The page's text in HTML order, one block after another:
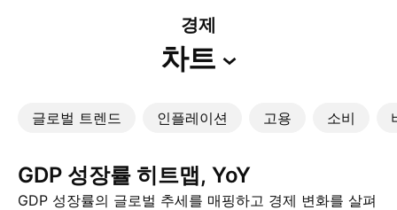
경제
차트
글로벌 트렌드 인플레이션 고용 소비
GDP 성장률 히트맵, YoY
GDP 성장률의 글로벌 추세를 매핑하고 경제 변화를 살펴